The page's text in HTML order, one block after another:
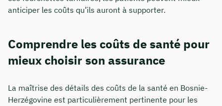
anticiper les coûts qu’ils auront à supporter.
Comprendre les coûts de santé pour
mieux choisir son assurance
La maîtrise des détails des coûts de la santé en Bosnie-
Herzégovine est particulièrement pertinente pour les